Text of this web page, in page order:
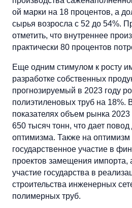
ой марки на 18 процентов, а
сырья возросла с 52 до 54%.
отметить, что внутреннее
практически 80 процентов
Еще одним стимулом к росту
разработке собственных
прогнозируемый в 2023 году
полиэтиленовых труб на 18%.
показателях объем рынка 2023
650 тысяч тонн, что дает
оптимизма. Также на оптимизм
государственное участие в
проектов замещения импорта,
участие государства в
строительства инженерных
полимерных труб.